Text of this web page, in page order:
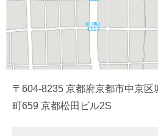
〒604-8235 京都府京都市中京区
町659 京都松田ビル2S